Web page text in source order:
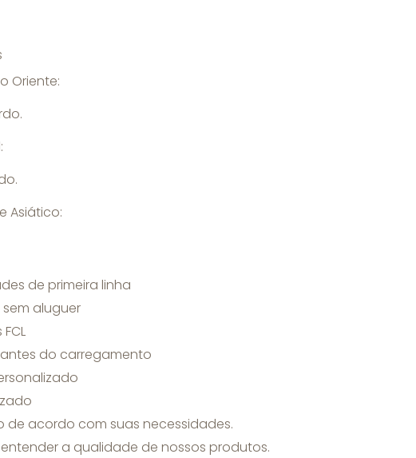
Oriente:
Asiático:
de primeira linha
sem aluguer
antes do carregamento
acordo com suas necessidades.
a qualidade de nossos produtos.